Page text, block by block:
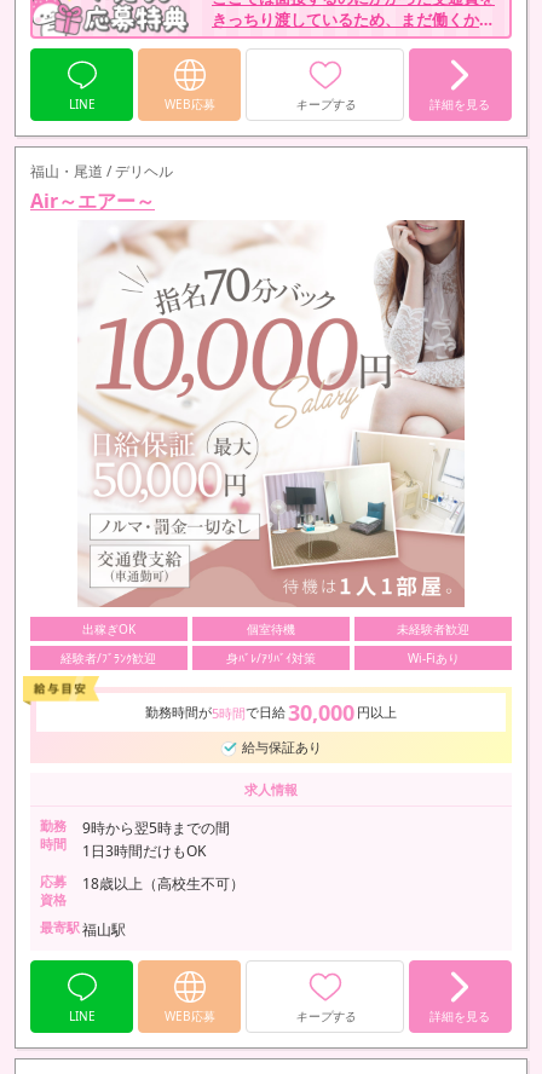
きっちり渡しているため、まだ働くかど
うかはっきり決めていなくても応募して
みてください。
LINE WEB応募 キープする 詳細を見る
福山・尾道 / デリヘル
Air～エアー～
出稼ぎOK 個室待機
未経験者歓迎
経験者/ﾌﾞﾗﾝｸ歓迎
身ﾊﾞﾚ/ｱﾘﾊﾞｲ対策 Wi-Fiあり
勤務時間が5時間で日給30,000 円以上
給与保証あり
求人情報
勤務
時間
9時から翌5時までの間
1日3時間だけもOK
応募
資格
18歳以上（高校生不可）
最寄駅福山駅
LINE WEB応募 キープする 詳細を見る